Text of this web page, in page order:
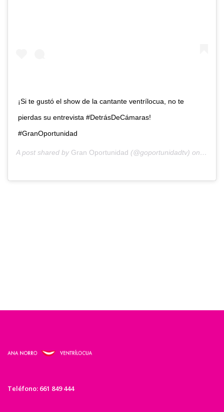
¡Si te gustó el show de la cantante ventrílocua, no te
pierdas su entrevista #DetrásDeCámaras!
#GranOportunidad
A post shared by Gran Oportunidad (@goportunidadtv) on Sep
Teléfono: 661 849 444